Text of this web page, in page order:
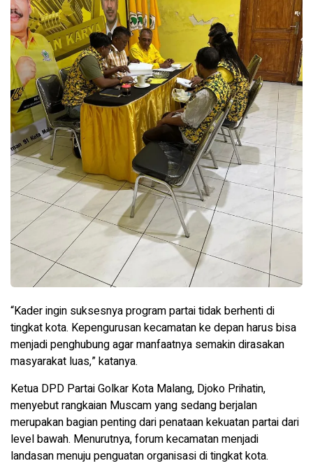
“Kader ingin suksesnya program partai tidak berhenti di
tingkat kota. Kepengurusan kecamatan ke depan harus bisa
menjadi penghubung agar manfaatnya semakin dirasakan
masyarakat luas,” katanya.
Ketua DPD Partai Golkar Kota Malang, Djoko Prihatin,
menyebut rangkaian Muscam yang sedang berjalan
merupakan bagian penting dari penataan kekuatan partai dari
level bawah. Menurutnya, forum kecamatan menjadi
landasan menuju penguatan organisasi di tingkat kota.